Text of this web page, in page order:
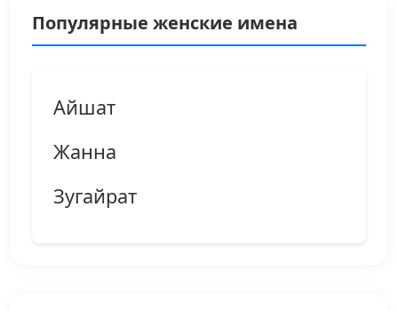
Популярные женские имена
Айшат
Жанна
Зугайрат